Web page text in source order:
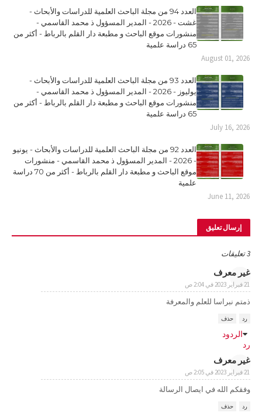
العدد 94 من مجلة الباحث العلمية للدراسات والأبحاث -
غشت - 2026 - المدير المسؤول ذ محمد القاسمي -
منشورات موقع الباحث و مطبعة دار القلم بالرباط - أكثر من
65 دراسة علمية
August 01, 2026
العدد 93 من مجلة الباحث العلمية للدراسات والأبحاث -
يوليوز - 2026 - المدير المسؤول ذ محمد القاسمي -
منشورات موقع الباحث و مطبعة دار القلم بالرباط - أكثر من
65 دراسة علمية
July 16, 2026
العدد 92 من مجلة الباحث العلمية للدراسات والأبحاث - يونيو
- 2026 - المدير المسؤول ذ محمد القاسمي - منشورات
موقع الباحث و مطبعة دار القلم بالرباط - أكثر من 70 دراسة
علمية
June 11, 2026
إرسال تعليق
3 تعليقات
غير معرف
21 فبراير 2023 في 2:04 ص
ذمتم نبراسا للعلم والمعرفة
رد حذف
الردود
رد
غير معرف
21 فبراير 2023 في 2:05 ص
وفقكم الله في ايصال الرسالة
رد حذف